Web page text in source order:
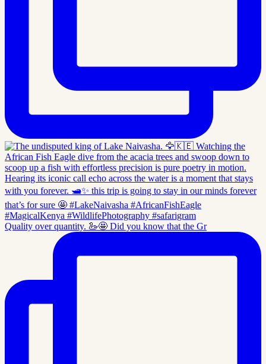
Quality over quantity. 🦢🤩 Did you know that the Gr